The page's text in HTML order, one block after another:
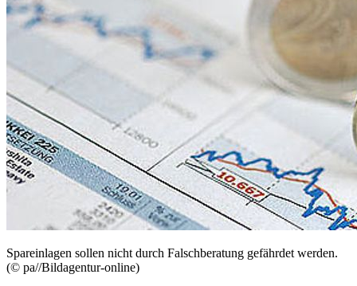
Spareinlagen sollen nicht durch Falschberatung gefährdet werden.
(© pa//Bildagentur-online)